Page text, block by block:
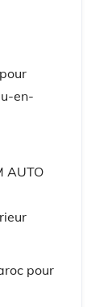
en-
AUTO
pour